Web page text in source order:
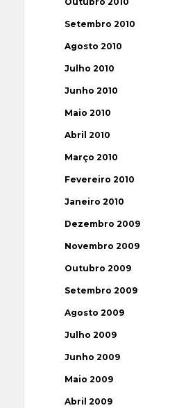
Setembro 2010
Agosto 2010
Julho 2010
Junho 2010
Maio 2010
Abril 2010
Março 2010
Fevereiro 2010
Janeiro 2010
Dezembro 2009
Novembro 2009
Outubro 2009
Setembro 2009
Agosto 2009
Julho 2009
Junho 2009
Maio 2009
Abril 2009